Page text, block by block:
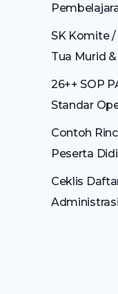
SK Komite /
Tua Murid &
26++ SOP
Standar
Contoh
Peserta
Ceklis